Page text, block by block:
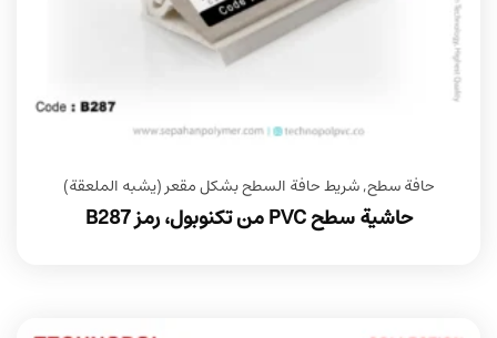
حافة سطح,شريط حافة السطح بشكل مقعر (يشبه الملعقة)
حاشية سطح PVC من تكنوبول، رمز B287